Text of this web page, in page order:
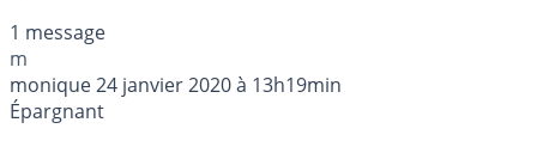
1 message
m
monique24 janvier 2020 à 13h19min
Épargnant